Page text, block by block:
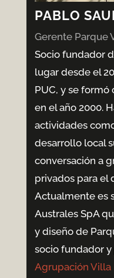
PABLO
Gerente Parque
Socio fundador
lugar desde el
PUC, y se
en el año 2000.
actividades
desarrollo local
conversación a
privados para el
Actualmente es
Australes SpA
y diseño de
socio fundador
Agrupación Villa